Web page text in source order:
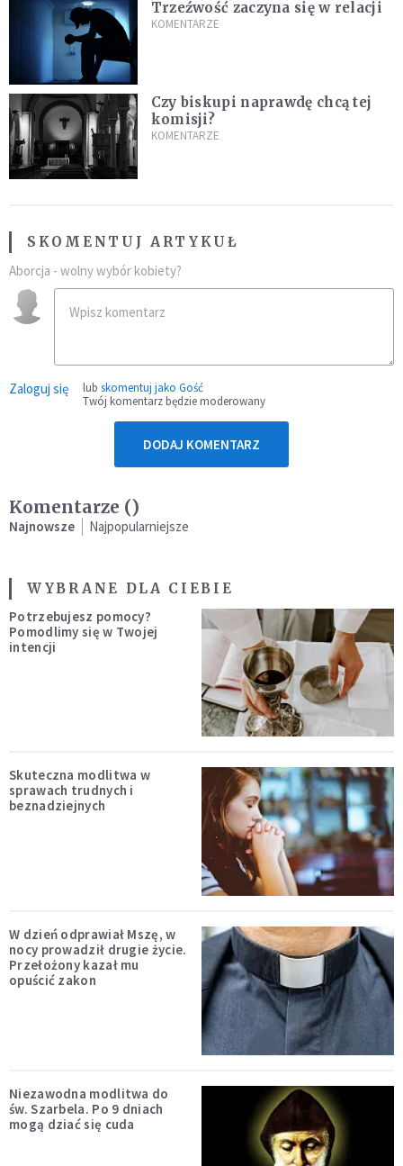
Trzeźwość zaczyna się w relacji
KOMENTARZE
Czy biskupi naprawdę chcą tej
komisji?
KOMENTARZE
SKOMENTUJ ARTYKUŁ
Aborcja - wolny wybór kobiety?
Zaloguj się lub skomentuj jako Gość
Twój komentarz będzie moderowany
DODAJ KOMENTARZ
Komentarze ()
Najnowsze Najpopularniejsze
WYBRANE DLA CIEBIE
Potrzebujesz pomocy?
Pomodlimy się w Twojej
intencji
Skuteczna modlitwa w
sprawach trudnych i
beznadziejnych
W dzień odprawiał Mszę, w
nocy prowadził drugie życie.
Przełożony kazał mu
opuścić zakon
Niezawodna modlitwa do
św. Szarbela. Po 9 dniach
mogą dziać się cuda